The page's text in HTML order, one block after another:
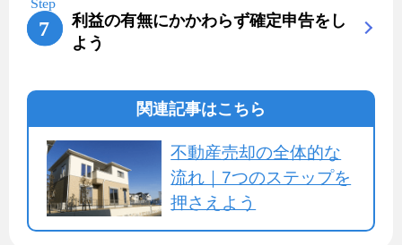
利益の有無にかかわらず確定申告をし
よう
関連記事はこちら
不動産売却の全体的な
流れ｜7つのステップを
押さえよう